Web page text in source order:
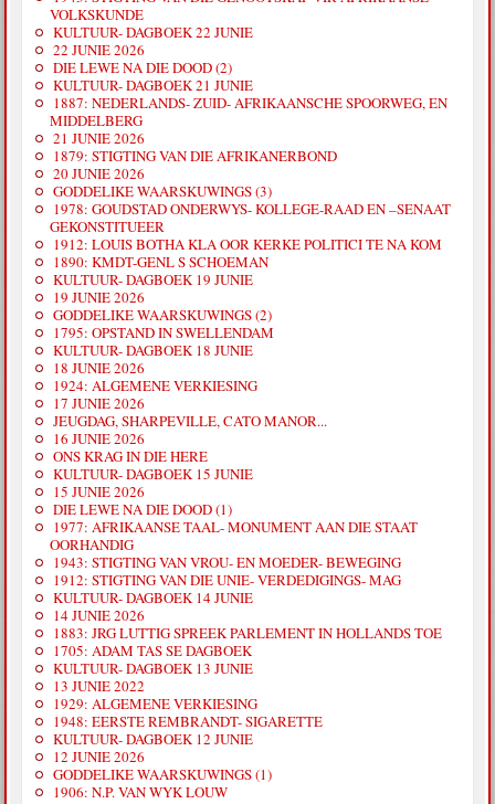
VOLKSKUNDE
KULTUUR- DAGBOEK 22 JUNIE
22 JUNIE 2026
DIE LEWE NA DIE DOOD (2)
KULTUUR- DAGBOEK 21 JUNIE
1887: NEDERLANDS- ZUID- AFRIKAANSCHE SPOORWEG, EN
MIDDELBERG
21 JUNIE 2026
1879: STIGTING VAN DIE AFRIKANERBOND
20 JUNIE 2026
GODDELIKE WAARSKUWINGS (3)
1978: GOUDSTAD ONDERWYS- KOLLEGE-RAAD EN –SENAAT
GEKONSTITUEER
1912: LOUIS BOTHA KLA OOR KERKE POLITICI TE NA KOM
1890: KMDT-GENL S SCHOEMAN
KULTUUR- DAGBOEK 19 JUNIE
19 JUNIE 2026
GODDELIKE WAARSKUWINGS (2)
1795: OPSTAND IN SWELLENDAM
KULTUUR- DAGBOEK 18 JUNIE
18 JUNIE 2026
1924: ALGEMENE VERKIESING
17 JUNIE 2026
JEUGDAG, SHARPEVILLE, CATO MANOR...
16 JUNIE 2026
ONS KRAG IN DIE HERE
KULTUUR- DAGBOEK 15 JUNIE
15 JUNIE 2026
DIE LEWE NA DIE DOOD (1)
1977: AFRIKAANSE TAAL- MONUMENT AAN DIE STAAT
OORHANDIG
1943: STIGTING VAN VROU- EN MOEDER- BEWEGING
1912: STIGTING VAN DIE UNIE- VERDEDIGINGS- MAG
KULTUUR- DAGBOEK 14 JUNIE
14 JUNIE 2026
1883: JRG LUTTIG SPREEK PARLEMENT IN HOLLANDS TOE
1705: ADAM TAS SE DAGBOEK
KULTUUR- DAGBOEK 13 JUNIE
13 JUNIE 2022
1929: ALGEMENE VERKIESING
1948: EERSTE REMBRANDT- SIGARETTE
KULTUUR- DAGBOEK 12 JUNIE
12 JUNIE 2026
GODDELIKE WAARSKUWINGS (1)
1906: N.P. VAN WYK LOUW